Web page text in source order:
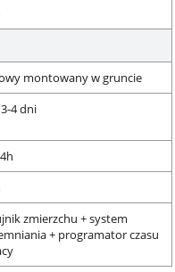
montowany w gruncie
4 dni
zmierzchu + system
+ programator czasu